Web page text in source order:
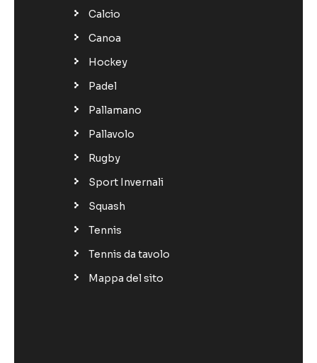
Calcio
Canoa
Hockey
Padel
Pallamano
Pallavolo
Rugby
Sport Invernali
Squash
Tennis
Tennis da tavolo
Mappa del sito